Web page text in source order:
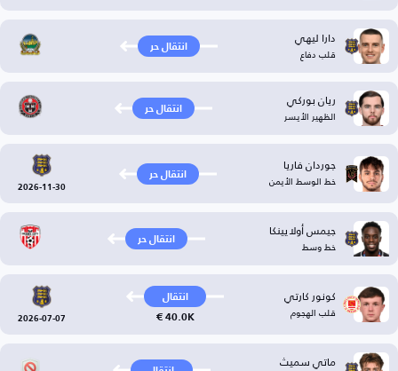
دارا ليهي
قلب دفاع انتقال حر
ريان بوركي
الظهير الأيسر انتقال حر
جوردان فاريا
خط الوسط الأيمن انتقال حر
2026-11-30
جيمس أولايينكا
خط وسط انتقال حر
كونور كارتي
قلب الهجوم
انتقال
40.0K €
2026-07-07
ماتي سميث